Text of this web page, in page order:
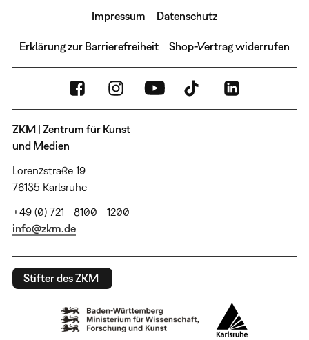
Impressum Datenschutz
Erklärung zur Barrierefreiheit Shop-Vertrag widerrufen
ZKM | Zentrum für Kunst
und Medien
Lorenzstraße 19
76135 Karlsruhe
+49 (0) 721 - 8100 - 1200
info@zkm.de
Stifter des ZKM